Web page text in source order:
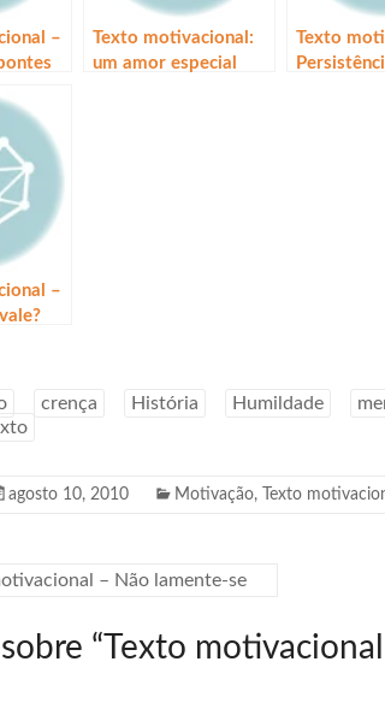
–
Texto motivacional:
um amor especial
Texto
–
crença História Humildade
agosto 10, 2010 Motivação, Texto
– Não lamente-se
“ Texto